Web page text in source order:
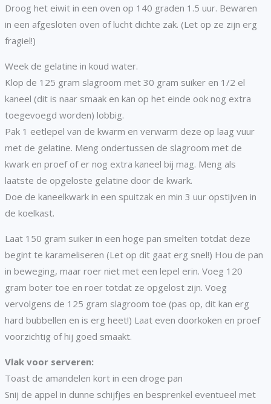
Droog het eiwit in een oven op 140 graden 1.5 uur. Bewaren
in een afgesloten oven of lucht dichte zak. (Let op ze zijn erg
fragiel!)
Week de gelatine in koud water.
Klop de 125 gram slagroom met 30 gram suiker en 1/2 el
kaneel (dit is naar smaak en kan op het einde ook nog extra
toegevoegd worden) lobbig.
Pak 1 eetlepel van de kwarm en verwarm deze op laag vuur
met de gelatine. Meng ondertussen de slagroom met de
kwark en proef of er nog extra kaneel bij mag. Meng als
laatste de opgeloste gelatine door de kwark.
Doe de kaneelkwark in een spuitzak en min 3 uur opstijven in
de koelkast.
Laat 150 gram suiker in een hoge pan smelten totdat deze
begint te karameliseren (Let op dit gaat erg snel!) Hou de pan
in beweging, maar roer niet met een lepel erin. Voeg 120
gram boter toe en roer totdat ze opgelost zijn. Voeg
vervolgens de 125 gram slagroom toe (pas op, dit kan erg
hard bubbellen en is erg heet!) Laat even doorkoken en proef
voorzichtig of hij goed smaakt.
Vlak voor serveren:
Toast de amandelen kort in een droge pan
Snij de appel in dunne schijfjes en besprenkel eventueel met